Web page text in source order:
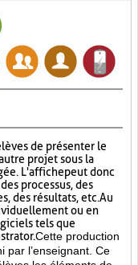
de présenter le
projet sous la
L'affichepeut donc
processus, des
des résultats, etc. Au
ou en
tels que
Cette production
par l’enseignant. Ce